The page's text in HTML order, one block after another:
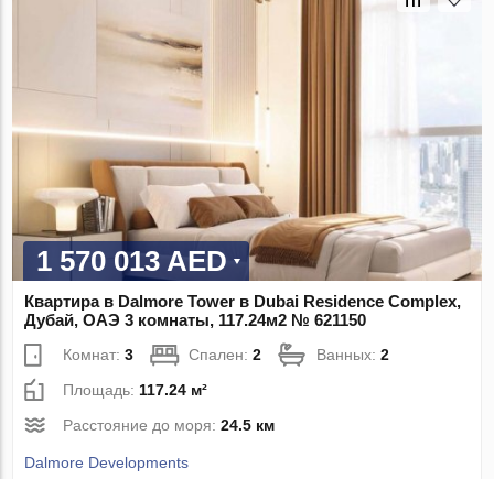
1 570 013 AED
Квартира в Dalmore Tower в Dubai Residence Complex,
Дубай, ОАЭ 3 комнаты, 117.24м2 № 621150
Комнат:3 Спален:2 Ванных:2
Площадь: 117.24 м²
Расстояние до моря:24.5 км
Dalmore Developments